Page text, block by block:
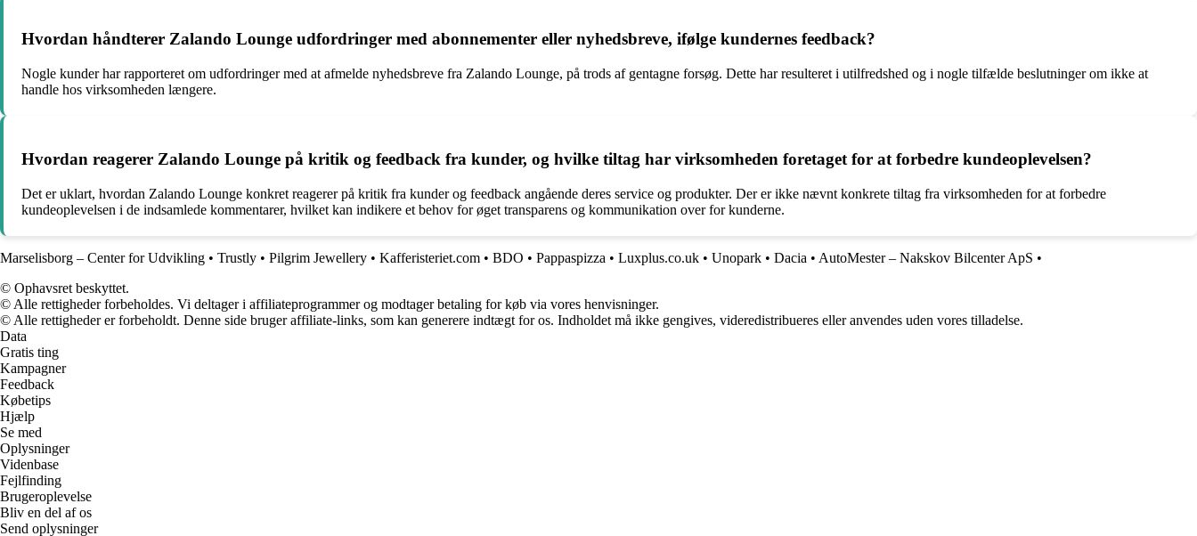
Hvordan håndterer Zalando Lounge udfordringer med abonnementer eller nyhedsbreve, ifølge kundernes feedback?
Nogle kunder har rapporteret om udfordringer med at afmelde nyhedsbreve fra Zalando Lounge, på trods af gentagne forsøg. Dette har resulteret i utilfredshed og i nogle tilfælde beslutninger om ikke at
handle hos virksomheden længere.
Hvordan reagerer Zalando Lounge på kritik og feedback fra kunder, og hvilke tiltag har virksomheden foretaget for at forbedre kundeoplevelsen?
Det er uklart, hvordan Zalando Lounge konkret reagerer på kritik fra kunder og feedback angående deres service og produkter. Der er ikke nævnt konkrete tiltag fra virksomheden for at forbedre
kundeoplevelsen i de indsamlede kommentarer, hvilket kan indikere et behov for øget transparens og kommunikation over for kunderne.
Marselisborg – Center for Udvikling • Trustly • Pilgrim Jewellery • Kafferisteriet.com • BDO • Pappaspizza • Luxplus.co.uk • Unopark • Dacia • AutoMester – Nakskov Bilcenter ApS •
© Ophavsret beskyttet.
© Alle rettigheder forbeholdes. Vi deltager i affiliateprogrammer og modtager betaling for køb via vores henvisninger.
© Alle rettigheder er forbeholdt. Denne side bruger affiliate-links, som kan generere indtægt for os. Indholdet må ikke gengives, videredistribueres eller anvendes uden vores tilladelse.
Data
Gratis ting
Kampagner
Feedback
Købetips
Hjælp
Se med
Oplysninger
Videnbase
Fejlfinding
Brugeroplevelse
Bliv en del af os
Send oplysninger